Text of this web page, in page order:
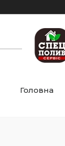
Головна